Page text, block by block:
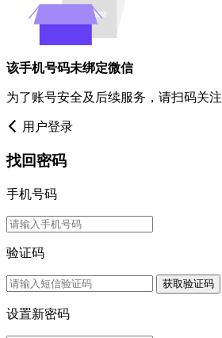
该手机号码未绑定微信
为了账号安全及后续服务，请扫码关注
用户登录
找回密码
手机号码
验证码
获取验证码
设置新密码